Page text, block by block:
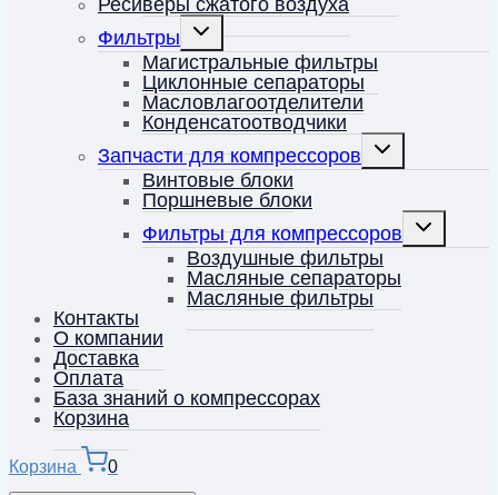
Фильтры
Переключить
дочернее
меню
Магистральные фильтры
Циклонные сепараторы
Масловлагоотделители
Конденсатоотводчики
Запчасти для компрессоров
Переключить
дочернее
меню
Винтовые блоки
Поршневые блоки
Фильтры для компрессоров
Переключить
дочернее
меню
Воздушные фильтры
Масляные сепараторы
Масляные фильтры
Контакты
О компании
Доставка
Оплата
База знаний о компрессорах
Корзина
Корзина 0